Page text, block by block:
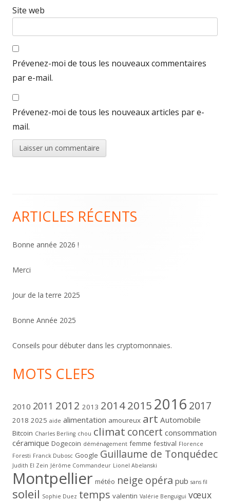
Site web
Prévenez-moi de tous les nouveaux commentaires
par e-mail.
Prévenez-moi de tous les nouveaux articles par e-
mail.
Colonne
principale
ARTICLES RÉCENTS
Bonne année 2026 !
Merci
Jour de la terre 2025
Bonne Année 2025
Conseils pour débuter dans les cryptomonnaies.
MOTS CLEFS
2010 2011 2012 2013 20142015 2016 2017
2018 2025 aide alimentation amoureux art Automobile
Bitcoin Charles Berling chou climat concert consommation
céramique Dogecoin déménagement femme festival Florence
Foresti Franck Dubosc Google Guillaume de Tonquédec
Judith El Zein Jérôme Commandeur Lionel Abelanski
Montpellier météo neige opéra pub sans fil
soleil Sophie Duez temps valentin Valérie Benguigui vœux